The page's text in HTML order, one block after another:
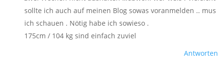
sollte ich auch auf meinen Blog sowas voranmelden .. mus
ich schauen . Nötig habe ich sowieso .
175cm / 104 kg sind einfach zuviel
Antworten